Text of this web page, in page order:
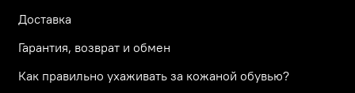
Доставка
Гарантия, возврат и обмен
Как правильно ухаживать за кожаной обувью?